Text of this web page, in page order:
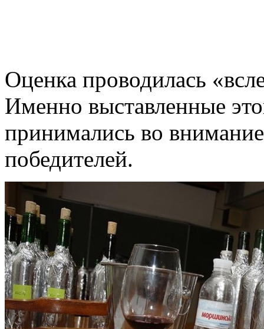
Оценка проводилась
Именно выставленные
принимались во
победителей.